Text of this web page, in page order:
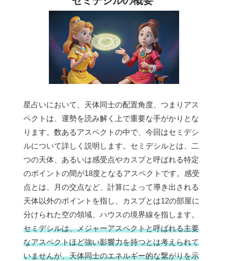
星占いにおいて、天体同士の配置角度、つまりアス
ペクトは、運勢を読み解く上で重要な手がかりとな
ります。数あるアスペクトの中で、今回はセミデシ
ルについて詳しく説明します。セミデシルとは、二
つの天体、あるいは感受点やカスプと呼ばれる特定
のポイントの間が18度となるアスペクトです。感受
点とは、月の交点など、計算によって導き出される
天体以外のポイントを指し、カスプとは12の部屋に
分けられた空の領域、ハウスの境界線を指します。
セミデシルは、メジャーアスペクトと呼ばれる主要
なアスペクトほど強い影響力を持つとは考えられて
いませんが、天体同士のエネルギー的な繋がりを示